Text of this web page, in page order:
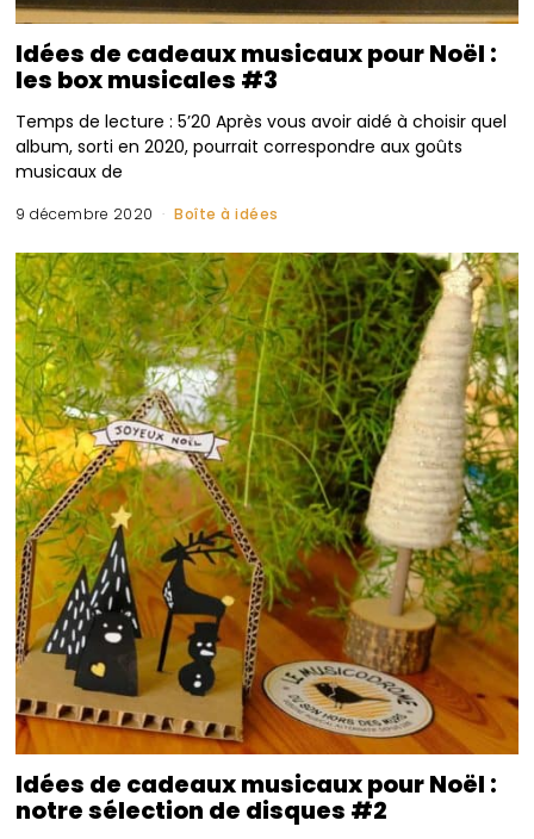
Idées de cadeaux musicaux pour Noël :
les box musicales #3
Temps de lecture : 5’20 Après vous avoir aidé à choisir quel
album, sorti en 2020, pourrait correspondre aux goûts
musicaux de
9 décembre 2020 Boîte à idées
Idées de cadeaux musicaux pour Noël :
notre sélection de disques #2